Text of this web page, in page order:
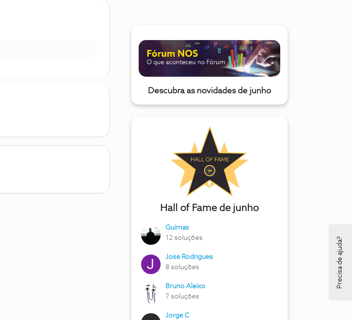
Descubra as novidades de junho
Hall of Fame de junho
Guimas
12 soluções
Jose Rodrigues
8 soluções
Bruno Aleixo
7 soluções
Jorge C
Precisa de ajuda?